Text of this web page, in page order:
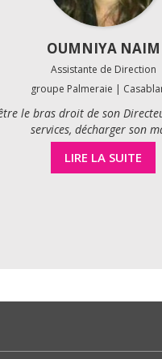
OUMNIYA NAIM
Assistante de Direction
groupe Palmeraie |
le bras droit de son
services, décharger son
LIRE LA SUITE